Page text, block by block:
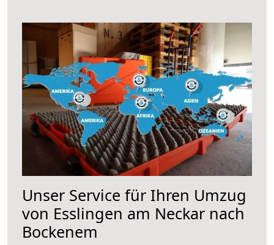
Unser Service für Ihren Umzug
von Esslingen am Neckar nach
Bockenem